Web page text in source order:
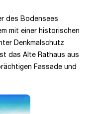
des Bodensees
mit einer historischen
Denkmalschutz
das Alte Rathaus aus
Fassade und